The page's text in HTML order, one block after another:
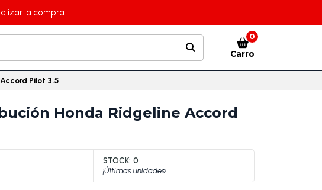
la compra
0
Carro
Pilot 3.5
Honda Ridgeline Accord
STOCK: 0
¡Últimas unidades!